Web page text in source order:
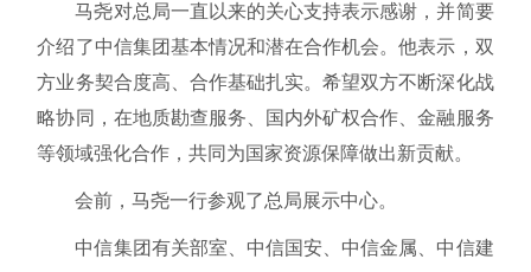
马尧对总局一直以来的关心支持表示感谢，并简要
介绍了中信集团基本情况和潜在合作机会。他表示，双
方业务契合度高、合作基础扎实。希望双方不断深化战
略协同，在地质勘查服务、国内外矿权合作、金融服务
等领域强化合作，共同为国家资源保障做出新贡献。
会前，马尧一行参观了总局展示中心。
中信集团有关部室、中信国安、中信金属、中信建